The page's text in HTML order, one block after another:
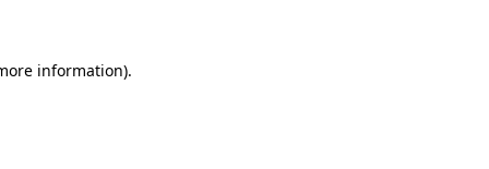
information).